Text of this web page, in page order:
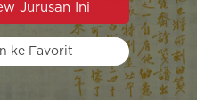
Jurusan Ini
ke Favorit